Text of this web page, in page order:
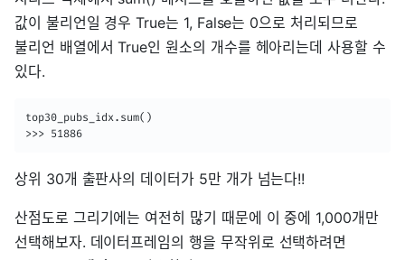
값이 불리언일 경우 True는 1, False는 0으로 처리되므로
불리언 배열에서 True인 원소의 개수를 헤아리는데 사용할 수
있다.
top30_pubs_idx.sum()
>>> 51886
상위 30개 출판사의 데이터가 5만 개가 넘는다!!
산점도로 그리기에는 여전히 많기 때문에 이 중에 1,000개만
선택해보자. 데이터프레임의 행을 무작위로 선택하려면